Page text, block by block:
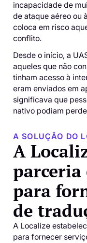
incapacidade de
de ataque aéreo ou
coloca em risco
conflito.
Desde o início, a
aqueles que não
tinham acesso à
eram enviados em
significava que
nativo podiam
A SOLUÇÃO DO
A
parceria
para
de
A Localize
para fornecer